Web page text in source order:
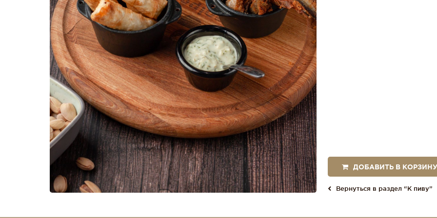
ДОБАВИТЬ В КОРЗИНУ
Вернуться в раздел “К пиву”